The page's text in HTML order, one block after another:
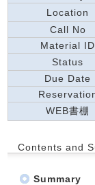
Location
Call No
Material ID
Status
Due Date
WEB書棚
Contents and
Summary